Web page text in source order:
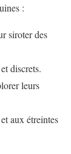
:
siroter des
discrets.
leurs
aux étreintes